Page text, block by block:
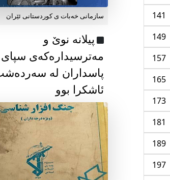
141
149
157
165
173
181
189
197
سازمانی خەبات ی كوردستانی ئێران
پیلانە نوێ و
مەترسیدارەکەی سپای
پاسداران لە
ئاشکرا بوو